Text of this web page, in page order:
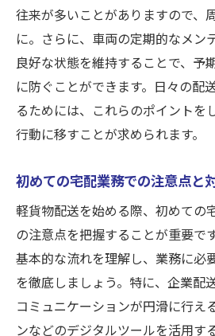
往来が多いことがありますので、
に。さらに、車両の定期的なメン
良好な状態を維持することで、予
に防ぐことができます。日々の配
るためには、これらのポイントを
行動に移すことが求められます。
初めての宅配業務での注意点と
軽貨物配送を始める際、初めての
の注意点を把握することが重要で
基本的な流れを理解し、業務に必
を徹底しましょう。特に、企業配
コミュニケーションが円滑に行え
ンなどのデジタルツールを活用す